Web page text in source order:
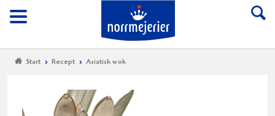
Meny
Till Norrmejerier
Start Recept Asiatisk wok